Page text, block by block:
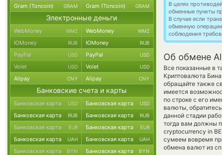
В целях
обменные пункты
В случае если
обменную
соблюдения
Об обмене
Все показанные в
Криптовалюта
обращайте также
имеется
по строке с его
валюты,
данной стадии
тогда вам должны
cryptocurrency in
сумеем вовремя
обмена валют из
Gram (Toncoin) GRAM Gram (Toncoin) GRAM
Электронные деньги
WebMoney WMZ WebMoney WMZ
ЮMoney RUB ЮMoney RUB
PayPal USD PayPal USD
Volet USD Volet USD
Alipay CNY Alipay CNY
Банковские счета и карты
Банковская карта USD Банковская карта USD
Банковская карта RUB Банковская карта RUB
Банковская карта EUR Банковская карта EUR
Банковская карта UAH Банковская карта UAH
Банковская карта BYN Банковская карта BYN